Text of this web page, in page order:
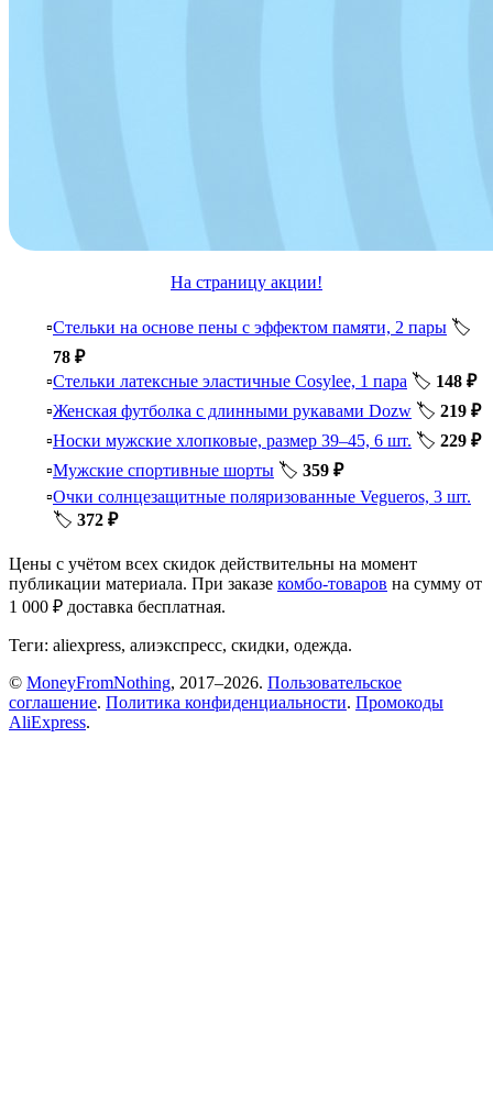
На страницу акции!
Стельки на основе пены с эффектом памяти, 2 пары 🏷️
78 ₽
Стельки латексные эластичные Cosylee, 1 пара 🏷️ 148 ₽
Женская футболка с длинными рукавами Dozw 🏷️ 219 ₽
Носки мужские хлопковые, размер 39–45, 6 шт. 🏷️ 229 ₽
Мужские спортивные шорты 🏷️ 359 ₽
Очки солнцезащитные поляризованные Vegueros, 3 шт.
🏷️ 372 ₽
Цены с учётом всех скидок действительны на момент
публикации материала. При заказе комбо-товаров на сумму от
1 000 ₽ доставка бесплатная.
Теги: aliexpress, алиэкспресс, скидки, одежда.
© MoneyFromNothing, 2017–2026. Пользовательское
соглашение. Политика конфиденциальности. Промокоды
AliExpress.